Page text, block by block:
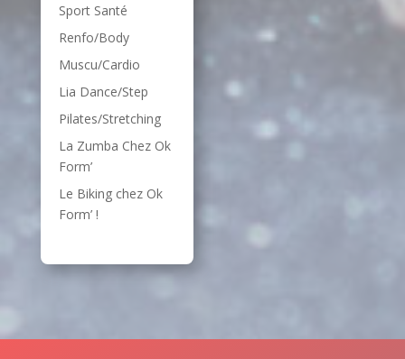
Sport Santé
Renfo/Body
Muscu/Cardio
Lia Dance/Step
Pilates/Stretching
La Zumba Chez Ok
Form’
Le Biking chez Ok
Form’ !